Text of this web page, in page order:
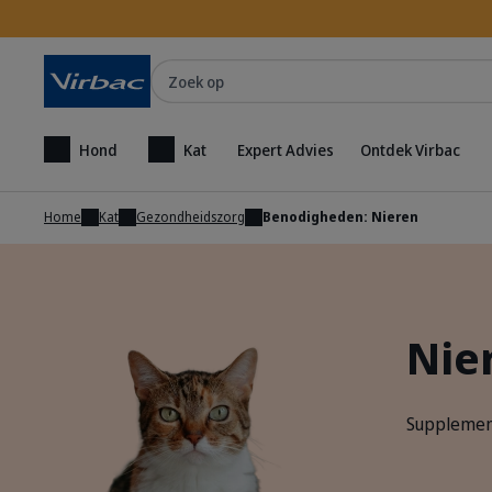
Hond Kat Expert Advies Ontdek Virbac
Home Kat Gezondheidszorg Benodigheden: Nieren